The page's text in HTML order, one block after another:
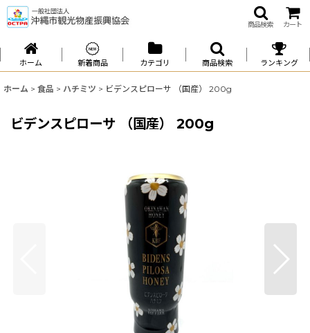
商品検索 カート
ホーム 新着商品 カテゴリ 商品検索 ランキング
ホーム > 食品 > ハチミツ > ビデンスピローサ （国産） 200g
ビデンスピローサ （国産） 200g